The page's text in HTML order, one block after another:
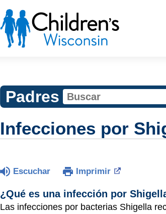
Padres
Infecciones por
Escuchar Imprimir
¿Qué es una infección por
Las infecciones por bacterias Shigella